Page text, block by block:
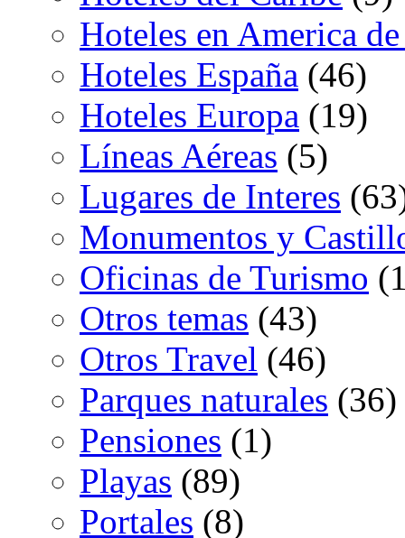
Hoteles en America
Hoteles España (46)
Hoteles Europa (19)
Líneas Aéreas (5)
Lugares de Interes
Monumentos y
Oficinas de Turismo
Otros temas (43)
Otros Travel (46)
Parques naturales (36)
Pensiones (1)
Playas (89)
Portales (8)